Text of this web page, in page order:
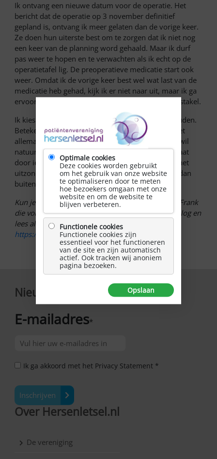
Ik ontvang een nieuwe datum voor de operatie. Het
bericht dat de operatie op 3 november definitief
gepland is, ontvang ik meer gelaten dan de vorige keer.
Ze doen hun uiterste best om te zorgen dat ik niet nog
een keer van de planning word gehaald. Maar ik durf
pas weer te hopen en te verwachten als ik echt op de
operatietafel lig. De preoperatieve medicatie start ook
weer. Omdat ik de vorige keer best wel wat last van de
medicatie heb gehad, kijk ik er niet naar uit, maar ik ga
ervoor. Ik zie het maar als een klein en tijdelijk obstakel.
Ik kies ervoor om in deze fase weer afstand te houden.
Betekent niet dat ik niet buiten kom, maar ik ga het
allemaal – de drukte et cetera – niet opzoeken. Ik wil
natuurlijk voorkomen dat het allemaal niet doorgaat
door iets stoms als een verkoudheid. En gelet op het
uitzonderlijke weer is het geen straf om zo nu en dan
buiten te zijn.
Kun je niet wachten op de volgende blogpost van Frank
die vol nieuwe informatie staat? Bezoek dan zijn blog en
lees alvast zijn andere verhalen:
https://hemianopsie.wordpress.com/
Nieuwsbrief
E-mailadres*
Ik ga akkoord met het Privacy Statement *
Inschrijven
Over Hersenletsel.nl
De vereniging
Optimale cookies
Deze cookies worden gebruikt
om het gebruik van onze website
te optimaliseren door te meten
hoe bezoekers omgaan met onze
website en om de website te
blijven verbeteren.
Functionele cookies
Functionele cookies zijn
essentieel voor het functioneren
van de site en zijn automatisch
actief. Ook tracken wij anoniem
pagina bezoeken.
Opslaan